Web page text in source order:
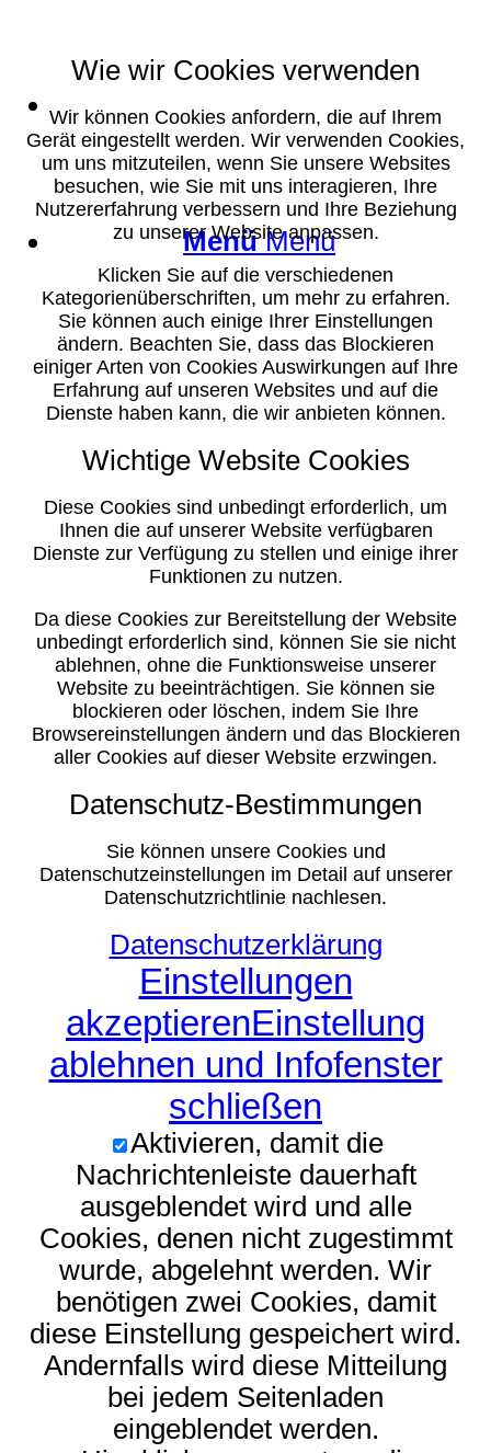
Suche
Menü Menü
Wie wir Cookies verwenden
Wir können Cookies anfordern, die auf Ihrem
Gerät eingestellt werden. Wir verwenden Cookies,
um uns mitzuteilen, wenn Sie unsere Websites
besuchen, wie Sie mit uns interagieren, Ihre
Nutzererfahrung verbessern und Ihre Beziehung
zu unserer Website anpassen.
Klicken Sie auf die verschiedenen
Kategorienüberschriften, um mehr zu erfahren.
Sie können auch einige Ihrer Einstellungen
ändern. Beachten Sie, dass das Blockieren
einiger Arten von Cookies Auswirkungen auf Ihre
Erfahrung auf unseren Websites und auf die
Dienste haben kann, die wir anbieten können.
Wichtige Website Cookies
Diese Cookies sind unbedingt erforderlich, um
Ihnen die auf unserer Website verfügbaren
Dienste zur Verfügung zu stellen und einige ihrer
Funktionen zu nutzen.
Da diese Cookies zur Bereitstellung der Website
unbedingt erforderlich sind, können Sie sie nicht
ablehnen, ohne die Funktionsweise unserer
Website zu beeinträchtigen. Sie können sie
blockieren oder löschen, indem Sie Ihre
Browsereinstellungen ändern und das Blockieren
aller Cookies auf dieser Website erzwingen.
Datenschutz-Bestimmungen
Sie können unsere Cookies und
Datenschutzeinstellungen im Detail auf unserer
Datenschutzrichtlinie nachlesen.
Datenschutzerklärung
Einstellungen
akzeptierenEinstellung
ablehnen und Infofenster
schließen
Aktivieren, damit die
Nachrichtenleiste dauerhaft
ausgeblendet wird und alle
Cookies, denen nicht zugestimmt
wurde, abgelehnt werden. Wir
benötigen zwei Cookies, damit
diese Einstellung gespeichert wird.
Andernfalls wird diese Mitteilung
bei jedem Seitenladen
eingeblendet werden.